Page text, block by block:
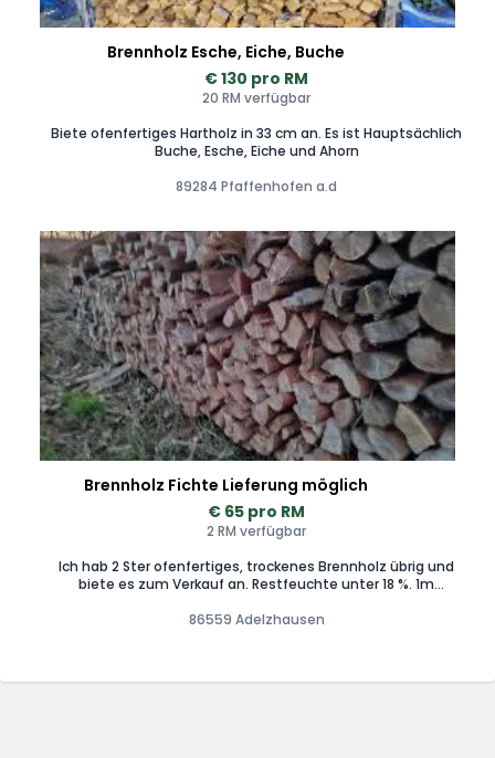
Brennholz Esche, Eiche, Buche
€ 130 pro RM
20 RM verfügbar
Biete ofenfertiges Hartholz in 33 cm an. Es ist Hauptsächlich
Buche, Esche, Eiche und Ahorn
89284 Pfaffenhofen a.d
Brennholz Fichte Lieferung möglich
€ 65 pro RM
2 RM verfügbar
Ich hab 2 Ster ofenfertiges, trockenes Brennholz übrig und
biete es zum Verkauf an. Restfeuchte unter 18 %. 1m
86559 Adelzhausen